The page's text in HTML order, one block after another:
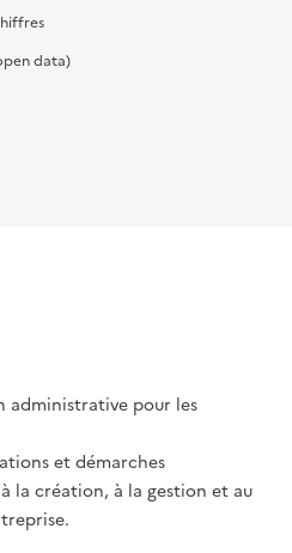
data)
administrative pour les
et démarches
la création, à la gestion et au